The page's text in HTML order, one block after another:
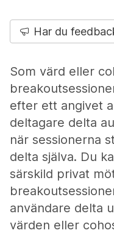
Har du
Som värd eller
efter ett angivet
deltagare delta
när sessionerna
delta själva. Du
särskild privat
användare delta
värden eller